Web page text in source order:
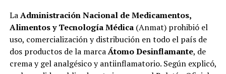
LaAdministración Nacional de Medicamentos,
Alimentos y Tecnología Médica(Anmat) prohibió el
uso, comercialización y distribución en todo el país de
dos productos de la marcaÁtomo Desinflamante, de
crema y gel analgésico y antiinflamatorio. Según explicó,